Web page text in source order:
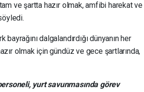
ve şartta hazır olmak, amfibi harekat ve
dalgalandırdığı dünyanın her
olmak için gündüz ve gece şartlarında,
yurt savunmasında görev